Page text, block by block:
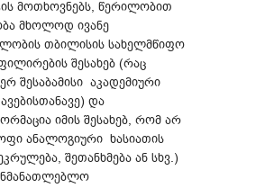
მოთხოვნებს, წერილობით
მხოლოდ ივანე
თბილისის სახელმწიფო
შესახებ (რაც
შესაბამისი აკადემიური
და
იმის შესახებ, რომ არ
ანალოგიური ხასიათის
შეთანხმება ან სხვ.)